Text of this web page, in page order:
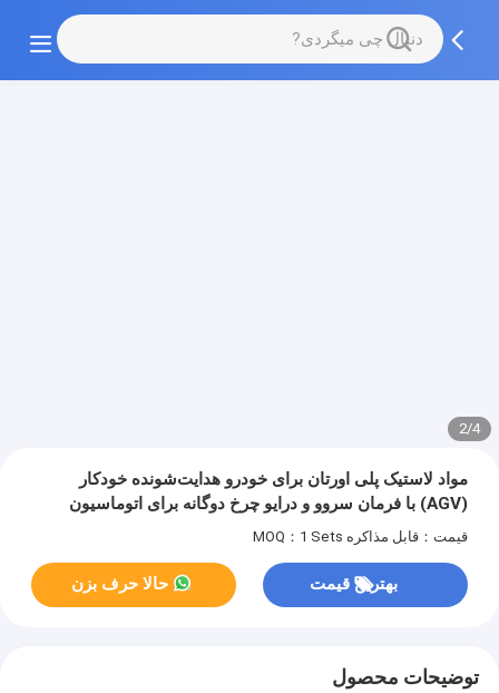
2/4
مواد لاستیک پلی اورتان برای خودرو هدایت‌شونده خودکار
(AGV) با فرمان سروو و درایو چرخ دوگانه برای اتوماسیون
صنعتی
قیمت：قابل مذاکره MOQ：1 Sets
بهترین قیمت حالا حرف بزن
توضیحات محصول